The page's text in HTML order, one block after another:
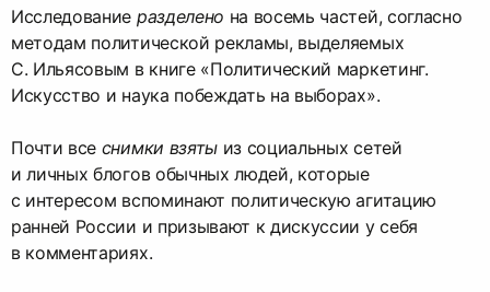
Исследование разделено на восемь частей, согласно
методам политической рекламы, выделяемых
С. Ильясовым в книге «Политический маркетинг.
Искусство и наука побеждать на выборах».
Почти все снимки взятыиз социальных сетей
и личных блогов обычных людей, которые
с интересом вспоминают политическую агитацию
ранней России и призывают к дискуссии у себя
в комментариях.